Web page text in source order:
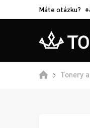
Máte otázku?
Tonery